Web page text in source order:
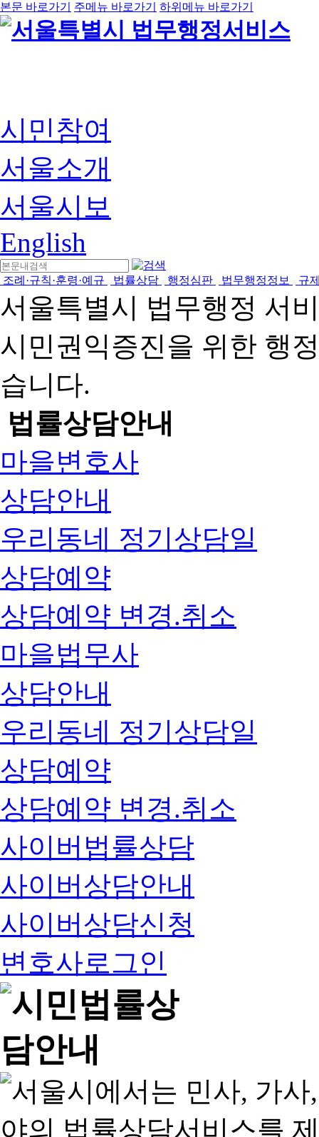
본문 바로가기 주메뉴 바로가기 하위메뉴 바로가기
시민참여
서울소개
서울시보
English
조례·규칙·훈령·예규 법률상담 행정심판 법무행정정보 규
서울특별시 법무행정 서
시민권익증진을 위한 행
습니다.
법률상담안내
마을변호사
상담안내
우리동네 정기상담일
상담예약
상담예약 변경.취소
마을법무사
상담안내
우리동네 정기상담일
상담예약
상담예약 변경.취소
사이버법률상담
사이버상담안내
사이버상담신청
변호사로그인